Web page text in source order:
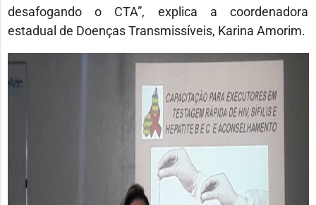
desafogando o CTA”, explica a coordenadora
estadual de Doenças Transmissíveis, Karina Amorim.